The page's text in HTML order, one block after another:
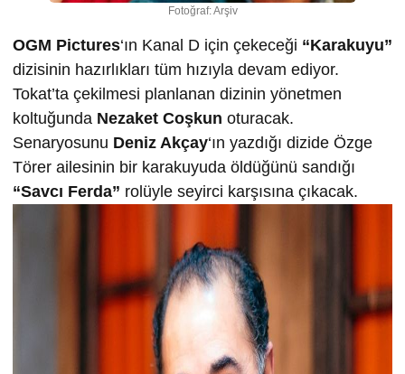
Fotoğraf: Arşiv
OGM Pictures‘ın Kanal D için çekeceği “Karakuyu”
dizisinin hazırlıkları tüm hızıyla devam ediyor.
Tokat’ta çekilmesi planlanan dizinin yönetmen
koltuğunda Nezaket Coşkun oturacak.
Senaryosunu Deniz Akçay‘ın yazdığı dizide Özge
Törer ailesinin bir karakuyuda öldüğünü sandığı
“Savcı Ferda” rolüyle seyirci karşısına çıkacak.